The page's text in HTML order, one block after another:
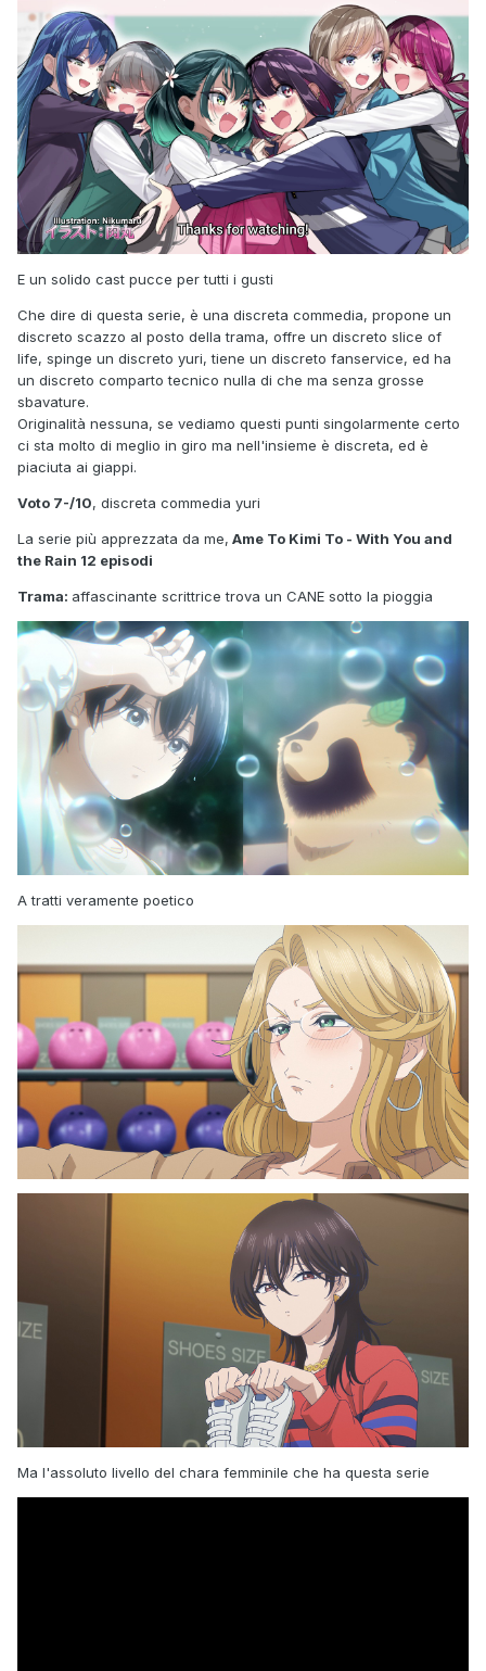
E un solido cast pucce per tutti i gusti
Che dire di questa serie, è una discreta commedia, propone un
discreto scazzo al posto della trama, offre un discreto slice of
life, spinge un discreto yuri, tiene un discreto fanservice, ed ha
un discreto comparto tecnico nulla di che ma senza grosse
sbavature.
Originalità nessuna, se vediamo questi punti singolarmente certo
ci sta molto di meglio in giro ma nell'insieme è discreta, ed è
piaciuta ai giappi.
Voto 7-/10, discreta commedia yuri
La serie più apprezzata da me, Ame To Kimi To - With You and
the Rain 12 episodi
Trama: affascinante scrittrice trova un CANE sotto la pioggia
A tratti veramente poetico
Ma l'assoluto livello del chara femminile che ha questa serie